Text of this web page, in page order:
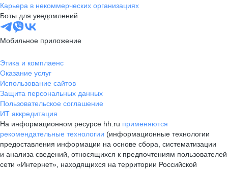
Карьера в некоммерческих организациях
Боты для уведомлений
Мобильное приложение
Этика и комплаенс
Оказание услуг
Использование сайтов
Защита персональных данных
Пользовательское соглашение
ИТ аккредитация
На информационном ресурсе hh.ru применяются
рекомендательные технологии (информационные технологии
предоставления информации на основе сбора, систематизации
и анализа сведений, относящихся к предпочтениям пользователей
сети «Интернет», находящихся на территории Российской